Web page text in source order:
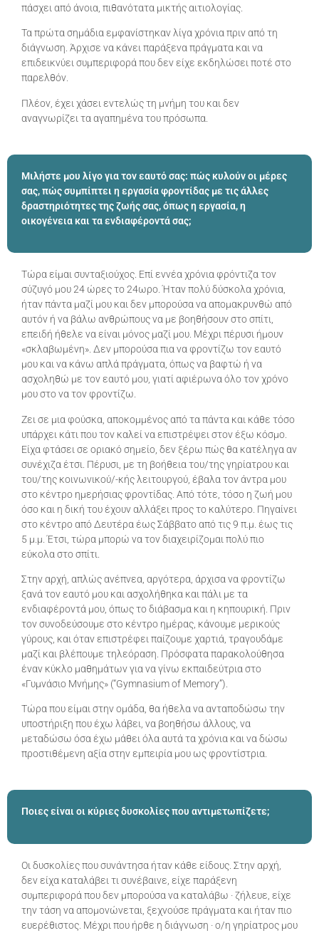
πάσχει από άνοια, πιθανότατα μικτής αιτιολογίας.
Τα πρώτα σημάδια εμφανίστηκαν λίγα χρόνια πριν από τη
διάγνωση. Άρχισε να κάνει παράξενα πράγματα και να
επιδεικνύει συμπεριφορά που δεν είχε εκδηλώσει ποτέ στο
παρελθόν.
Πλέον, έχει χάσει εντελώς τη μνήμη του και δεν
αναγνωρίζει τα αγαπημένα του πρόσωπα.
Μιλήστε μου λίγο για τον εαυτό σας: πώς κυλούν οι μέρες
σας, πώς συμπίπτει η εργασία φροντίδας με τις άλλες
δραστηριότητες της ζωής σας, όπως η εργασία, η
οικογένεια και τα ενδιαφέροντά σας;
Τώρα είμαι συνταξιούχος. Επί εννέα χρόνια φρόντιζα τον
σύζυγό μου 24 ώρες το 24ωρο. Ήταν πολύ δύσκολα χρόνια,
ήταν πάντα μαζί μου και δεν μπορούσα να απομακρυνθώ από
αυτόν ή να βάλω ανθρώπους να με βοηθήσουν στο σπίτι,
επειδή ήθελε να είναι μόνος μαζί μου. Μέχρι πέρυσι ήμουν
«σκλαβωμένη». Δεν μπορούσα πια να φροντίζω τον εαυτό
μου και να κάνω απλά πράγματα, όπως να βαφτώ ή να
ασχοληθώ με τον εαυτό μου, γιατί αφιέρωνα όλο τον χρόνο
μου στο να τον φροντίζω.
Ζει σε μια φούσκα, αποκομμένος από τα πάντα και κάθε τόσο
υπάρχει κάτι που τον καλεί να επιστρέψει στον έξω κόσμο.
Είχα φτάσει σε οριακό σημείο, δεν ξέρω πώς θα κατέληγα αν
συνέχιζα έτσι. Πέρυσι, με τη βοήθεια του/της γηρίατρου και
του/της κοινωνικού/-κής λειτουργού, έβαλα τον άντρα μου
στο κέντρο ημερήσιας φροντίδας. Από τότε, τόσο η ζωή μου
όσο και η δική του έχουν αλλάξει προς το καλύτερο. Πηγαίνει
στο κέντρο από Δευτέρα έως Σάββατο από τις 9 π.μ. έως τις
5 μ.μ. Έτσι, τώρα μπορώ να τον διαχειρίζομαι πολύ πιο
εύκολα στο σπίτι.
Στην αρχή, απλώς ανέπνεα, αργότερα, άρχισα να φροντίζω
ξανά τον εαυτό μου και ασχολήθηκα και πάλι με τα
ενδιαφέροντά μου, όπως το διάβασμα και η κηπουρική. Πριν
τον συνοδεύσουμε στο κέντρο ημέρας, κάνουμε μερικούς
γύρους, και όταν επιστρέφει παίζουμε χαρτιά, τραγουδάμε
μαζί και βλέπουμε τηλεόραση. Πρόσφατα παρακολούθησα
έναν κύκλο μαθημάτων για να γίνω εκπαιδεύτρια στο
«Γυμνάσιο Μνήμης» (“Gymnasium of Memory”).
Τώρα που είμαι στην ομάδα, θα ήθελα να ανταποδώσω την
υποστήριξη που έχω λάβει, να βοηθήσω άλλους, να
μεταδώσω όσα έχω μάθει όλα αυτά τα χρόνια και να δώσω
προστιθέμενη αξία στην εμπειρία μου ως φροντίστρια.
Ποιες είναι οι κύριες δυσκολίες που αντιμετωπίζετε;
Οι δυσκολίες που συνάντησα ήταν κάθε είδους. Στην αρχή,
δεν είχα καταλάβει τι συνέβαινε, είχε παράξενη
συμπεριφορά που δεν μπορούσα να καταλάβω · ζήλευε, είχε
την τάση να απομονώνεται, ξεχνούσε πράγματα και ήταν πιο
ευερέθιστος. Μέχρι που ήρθε η διάγνωση · ο/η γηρίατρος μου